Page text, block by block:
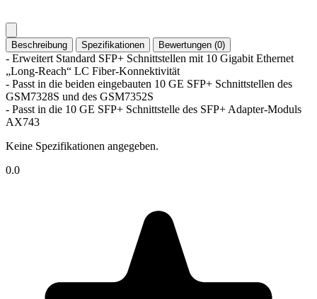
Beschreibung Spezifikationen Bewertungen (0)
- Erweitert Standard SFP+ Schnittstellen mit 10 Gigabit Ethernet
„Long-Reach“ LC Fiber-Konnektivität
- Passt in die beiden eingebauten 10 GE SFP+ Schnittstellen des
GSM7328S und des GSM7352S
- Passt in die 10 GE SFP+ Schnittstelle des SFP+ Adapter-Moduls
AX743
Keine Spezifikationen angegeben.
0.0